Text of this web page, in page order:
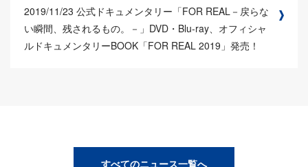
2019/11/23 公式ドキュメンタリー「FOR REAL－戻らな
い瞬間、残されるもの。－」DVD・Blu-ray、オフィシャ
ルドキュメンタリーBOOK「FOR REAL 2019」発売！
すべてのニュース一覧へ